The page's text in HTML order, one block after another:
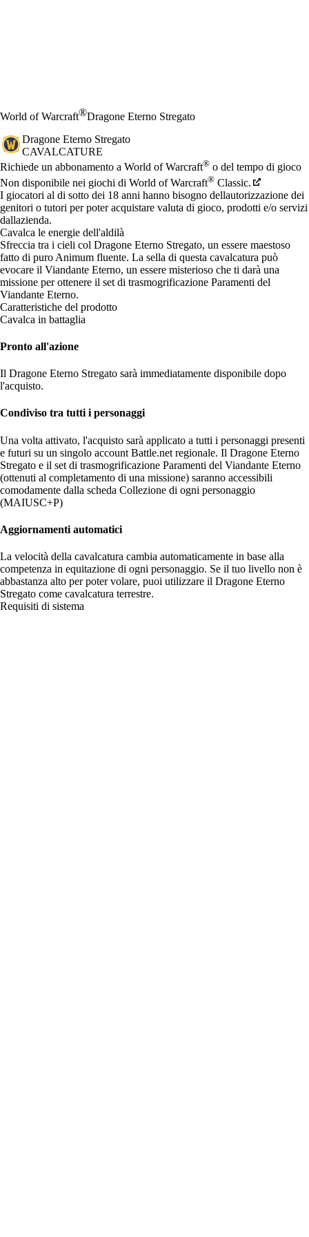
World of Warcraft®Dragone Eterno Stregato
Dragone Eterno Stregato
CAVALCATURE
Prezzo
Available actions
Richiede un abbonamento a World of Warcraft® o del tempo di gioco
Non disponibile nei giochi di World of Warcraft® Classic.
I giocatori al di sotto dei 18 anni hanno bisogno dellautorizzazione dei
genitori o tutori per poter acquistare valuta di gioco, prodotti e/o servizi
dallazienda.
Cavalca le energie dell'aldilà
Sfreccia tra i cieli col Dragone Eterno Stregato, un essere maestoso
fatto di puro Animum fluente. La sella di questa cavalcatura può
evocare il Viandante Eterno, un essere misterioso che ti darà una
missione per ottenere il set di trasmogrificazione Paramenti del
Viandante Eterno.
Caratteristiche del prodotto
Cavalca in battaglia
Pronto all'azione
Il Dragone Eterno Stregato sarà immediatamente disponibile dopo
l'acquisto.
Condiviso tra tutti i personaggi
Una volta attivato, l'acquisto sarà applicato a tutti i personaggi presenti
e futuri su un singolo account Battle.net regionale. Il Dragone Eterno
Stregato e il set di trasmogrificazione Paramenti del Viandante Eterno
(ottenuti al completamento di una missione) saranno accessibili
comodamente dalla scheda Collezione di ogni personaggio
(MAIUSC+P)
Aggiornamenti automatici
La velocità della cavalcatura cambia automaticamente in base alla
competenza in equitazione di ogni personaggio. Se il tuo livello non è
abbastanza alto per poter volare, puoi utilizzare il Dragone Eterno
Stregato come cavalcatura terrestre.
Requisiti di sistema